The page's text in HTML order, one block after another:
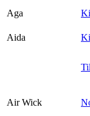
Aga
Aida
Air Wick